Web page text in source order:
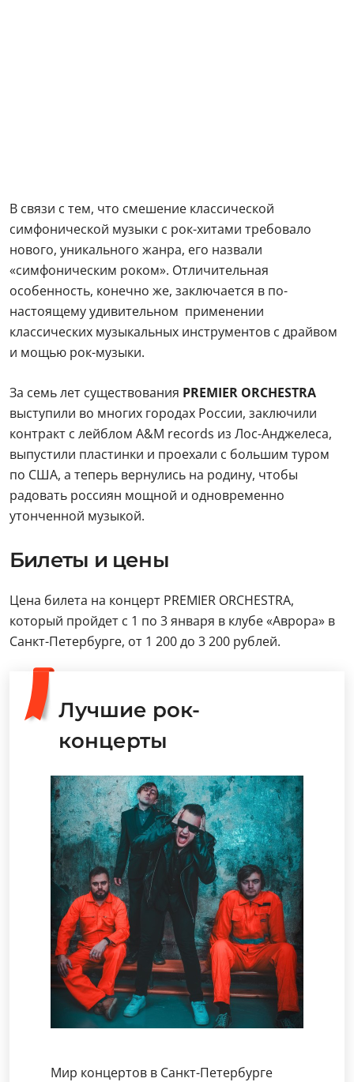
В связи с тем, что смешение классической
симфонической музыки с рок-хитами требовало
нового, уникального жанра, его назвали
«симфоническим роком». Отличительная
особенность, конечно же, заключается в по-
настоящему удивительном применении
классических музыкальных инструментов с драйвом
и мощью рок-музыки.
За семь лет существования PREMIER ORCHESTRA
выступили во многих городах России, заключили
контракт с лейблом A&M records из Лос-Анджелеса,
выпустили пластинки и проехали с большим туром
по США, а теперь вернулись на родину, чтобы
радовать россиян мощной и одновременно
утонченной музыкой.
Билеты и цены
Цена билета на концерт PREMIER ORCHESTRA,
который пройдет с 1 по 3 января в клубе «Аврора» в
Санкт-Петербурге, от 1 200 до 3 200 рублей.
Лучшие рок-
концерты
Мир концертов в Санкт-Петербурге